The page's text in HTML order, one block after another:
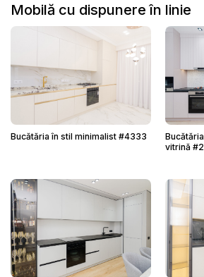
Mobilă cu dispunere în linie
Bucătăria în stil minimalist #4333
vitrină